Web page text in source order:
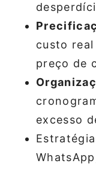
custo
preço de
excesso